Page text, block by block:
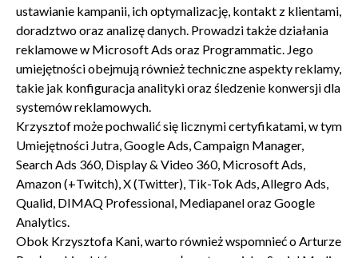
ustawianie kampanii, ich optymalizację, kontakt z klientami,
doradztwo oraz analizę danych. Prowadzi także działania
reklamowe w Microsoft Ads oraz Programmatic. Jego
umiejętności obejmują również techniczne aspekty reklamy,
takie jak konfiguracja analityki oraz śledzenie konwersji dla
systemów reklamowych.
Krzysztof może pochwalić się licznymi certyfikatami, w tym
Umiejętności Jutra, Google Ads, Campaign Manager,
Search Ads 360, Display & Video 360, Microsoft Ads,
Amazon (+Twitch), X (Twitter), Tik-Tok Ads, Allegro Ads,
Qualid, DIMAQ Professional, Mediapanel oraz Google
Analytics.
Obok Krzysztofa Kani, warto również wspomnieć o Arturze